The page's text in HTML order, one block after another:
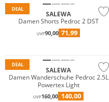
DEAL
SALEWA
Damen Shorts Pedroc 2 DST
UVP90,00 71,99
DEAL
SALEWA
Damen Wanderschuhe Pedroc 2.5L
Powertex Light
UVP160,00 140,00